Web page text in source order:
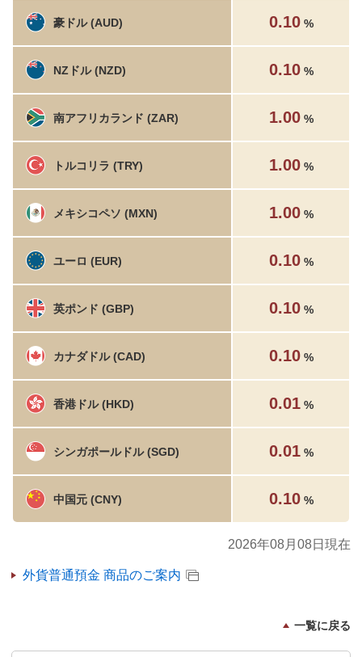
豪ドル (AUD) 0.10%
NZドル (NZD) 0.10%
南アフリカランド (ZAR) 1.00%
トルコリラ (TRY) 1.00%
メキシコペソ (MXN) 1.00%
ユーロ (EUR) 0.10%
英ポンド (GBP) 0.10%
カナダドル (CAD) 0.10%
香港ドル (HKD) 0.01%
シンガポールドル (SGD) 0.01%
中国元 (CNY) 0.10%
2026年08月08日現在
外貨普通預金 商品のご案内
一覧に戻る